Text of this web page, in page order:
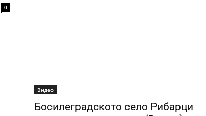
0
Видео
Босилеградското село Рибарци